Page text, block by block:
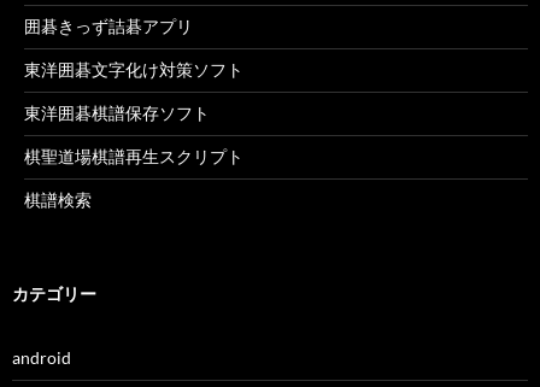
囲碁きっず詰碁アプリ
東洋囲碁文字化け対策ソフト
東洋囲碁棋譜保存ソフト
棋聖道場棋譜再生スクリプト
棋譜検索
カテゴリー
android